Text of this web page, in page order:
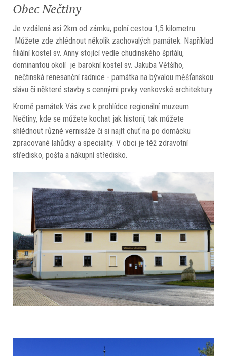
Obec Nečtiny
Je vzdálená asi 2km od zámku, polní cestou 1,5 kilometru.
Můžete zde zhlédnout několik zachovalých památek. Například
filiální kostel sv. Anny stojící vedle chudinského špitálu,
dominantou okolí je barokní kostel sv. Jakuba Většího,
nečtinská renesanční radnice - památka na bývalou měšťanskou
slávu či některé stavby s cennými prvky venkovské architektury.
Kromě památek Vás zve k prohlídce regionální muzeum
Nečtiny, kde se můžete kochat jak historií, tak můžete
shlédnout různé vernisáže či si najít chuť na po domácku
zpracované lahůdky a speciality. V obci je též zdravotní
středisko, pošta a nákupní středisko.